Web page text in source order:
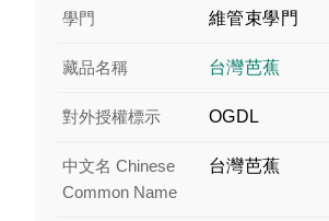
學門 維管束學門
藏品名稱 台灣芭蕉
對外授權標示 OGDL
中文名 Chinese
Common Name
台灣芭蕉